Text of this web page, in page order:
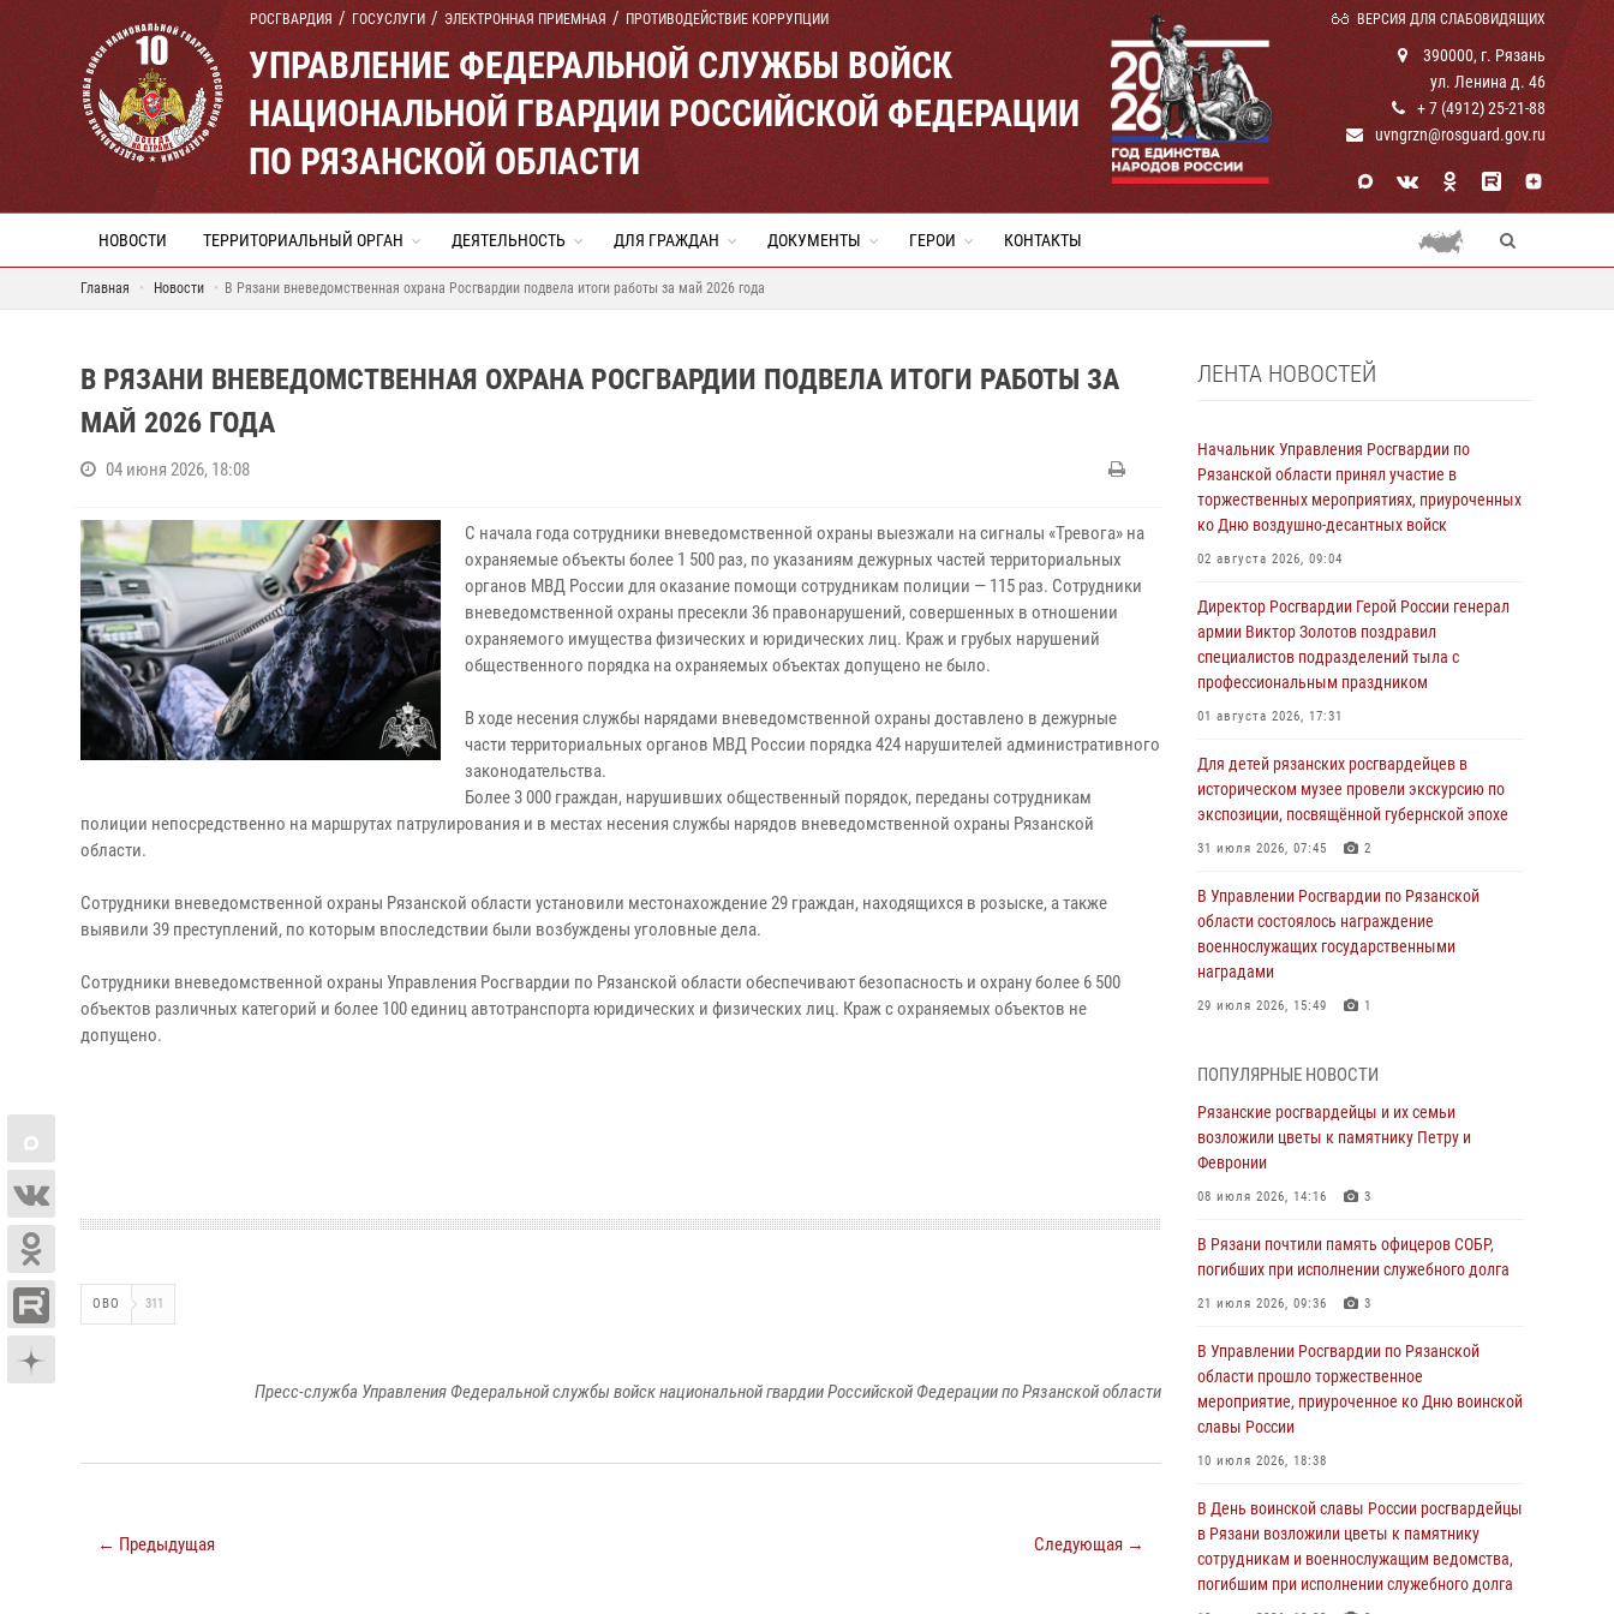
РОСГВАРДИЯ ГОСУСЛУГИ ЭЛЕКТРОННАЯ ПРИЕМНАЯ ПРОТИВОДЕЙСТВИЕ КОРРУПЦИИ ВЕРСИЯ ДЛЯ СЛАБОВИДЯЩИХ
УПРАВЛЕНИЕ ФЕДЕРАЛЬНОЙ СЛУЖБЫ ВОЙСК
НАЦИОНАЛЬНОЙ ГВАРДИИ РОССИЙСКОЙ ФЕДЕРАЦИИ
ПО РЯЗАНСКОЙ ОБЛАСТИ
390000, г. Рязань
ул. Ленина д. 46
+ 7 (4912) 25-21-88
uvngrzn@rosguard.gov.ru
НОВОСТИ ТЕРРИТОРИАЛЬНЫЙ ОРГАН ДЕЯТЕЛЬНОСТЬ ДЛЯ ГРАЖДАН ДОКУМЕНТЫ ГЕРОИ КОНТАКТЫ
Главная Новости В Рязани вневедомственная охрана Росгвардии подвела итоги работы за май 2026 года
В РЯЗАНИ ВНЕВЕДОМСТВЕННАЯ ОХРАНА РОСГВАРДИИ ПОДВЕЛА ИТОГИ РАБОТЫ ЗА
МАЙ 2026 ГОДА
04 июня 2026, 18:08
С начала года сотрудники вневедомственной охраны выезжали на сигналы «Тревога» на
охраняемые объекты более 1 500 раз, по указаниям дежурных частей территориальных
органов МВД России для оказание помощи сотрудникам полиции — 115 раз. Сотрудники
вневедомственной охраны пресекли 36 правонарушений, совершенных в отношении
охраняемого имущества физических и юридических лиц. Краж и грубых нарушений
общественного порядка на охраняемых объектах допущено не было.
В ходе несения службы нарядами вневедомственной охраны доставлено в дежурные
части территориальных органов МВД России порядка 424 нарушителей административного
законодательства.
Более 3 000 граждан, нарушивших общественный порядок, переданы сотрудникам
полиции непосредственно на маршрутах патрулирования и в местах несения службы нарядов вневедомственной охраны Рязанской
области.
Сотрудники вневедомственной охраны Рязанской области установили местонахождение 29 граждан, находящихся в розыске, а также
выявили 39 преступлений, по которым впоследствии были возбуждены уголовные дела.
Сотрудники вневедомственной охраны Управления Росгвардии по Рязанской области обеспечивают безопасность и охрану более 6 500
объектов различных категорий и более 100 единиц автотранспорта юридических и физических лиц. Краж с охраняемых объектов не
допущено.
ОВО 311
Пресс-служба Управления Федеральной службы войск национальной гвардии Российской Федерации по Рязанской области
← Предыдущая Следующая →
ЛЕНТА НОВОСТЕЙ
Начальник Управления Росгвардии по
Рязанской области принял участие в
торжественных мероприятиях, приуроченных
ко Дню воздушно-десантных войск
02 августа 2026, 09:04
Директор Росгвардии Герой России генерал
армии Виктор Золотов поздравил
специалистов подразделений тыла с
профессиональным праздником
01 августа 2026, 17:31
Для детей рязанских росгвардейцев в
историческом музее провели экскурсию по
экспозиции, посвящённой губернской эпохе
31 июля 2026, 07:45 2
В Управлении Росгвардии по Рязанской
области состоялось награждение
военнослужащих государственными
наградами
29 июля 2026, 15:49 1
Крещении Руси
28 июля 2026, 09:22 1
При силовой поддержке ОМОН житель
Касимовского округа лишён гражданства
законодательства
27 июля 2026, 15:26
«Радио России - Рязань» рассказал о службе
во вневедомственной охране
23 июля 2026, 09:02
21 июля 2026, 09:36 3
Рязанские сотрудники лицензионно-
разрешительной работы Росгвардии подвели
результаты за 6 месяцев 2026 года (видео)
ПОПУЛЯРНЫЕ НОВОСТИ
Рязанские росгвардейцы и их семьи
возложили цветы к памятнику Петру и
Февронии
08 июля 2026, 14:16 3
В Рязани почтили память офицеров СОБР,
погибших при исполнении служебного долга
21 июля 2026, 09:36 3
В Управлении Росгвардии по Рязанской
области прошло торжественное
мероприятие, приуроченное ко Дню воинской
славы России
10 июля 2026, 18:38
В День воинской славы России росгвардейцы
в Рязани возложили цветы к памятнику
сотрудникам и военнослужащим ведомства,
погибшим при исполнении служебного долга